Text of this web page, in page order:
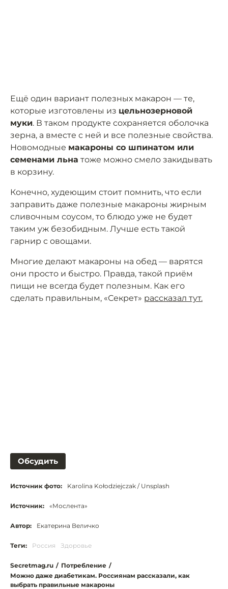
Ещё один вариант полезных макарон — те,
которые изготовлены из цельнозерновой
муки. В таком продукте сохраняется оболочка
зерна, а вместе с ней и все полезные свойства.
Новомодные макароны со шпинатом или
семенами льна тоже можно смело закидывать
в корзину.
Конечно, худеющим стоит помнить, что если
заправить даже полезные макароны жирным
сливочным соусом, то блюдо уже не будет
таким уж безобидным. Лучше есть такой
гарнир с овощами.
Многие делают макароны на обед — варятся
они просто и быстро. Правда, такой приём
пищи не всегда будет полезным. Как его
сделать правильным, «Секрет» рассказал тут.
Обсудить
Источник фото: Karolina Kołodziejczak / Unsplash
Источник: «Мослента»
Автор: Екатерина Величко
Теги: Россия Здоровье
Secretmag.ru / Потребление /
Можно даже диабетикам. Россиянам рассказали, как
выбрать правильные макароны